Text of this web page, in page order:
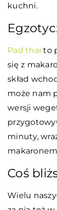
kuchni.
Pad thai to
się z
skład
może nam
wersji
minuty,
Coś
Wielu